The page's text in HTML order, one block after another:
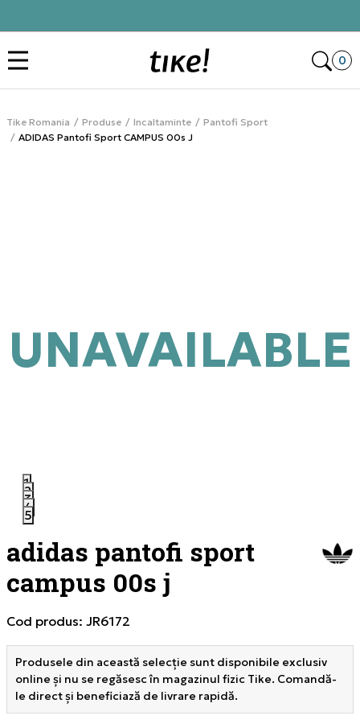
0
Tike Romania Produse Incaltaminte
Pantofi Sport
ADIDAS Pantofi Sport CAMPUS 00s J
1
2
3
4
5
UNAVAILABLE
adidas pantofi sport
campus 00s j
Cod produs: JR6172
Produsele din această selecție sunt disponibile exclusiv
online și nu se regăsesc în magazinul fizic Tike. Comandă-
le direct și beneficiază de livrare rapidă.